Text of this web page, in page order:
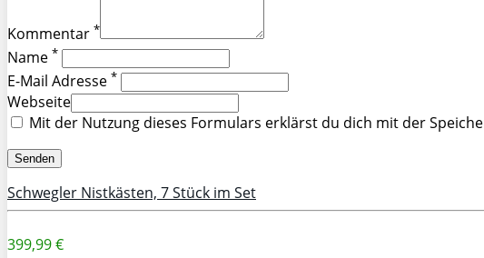
Kommentar *
Name *
E-Mail Adresse *
Webseite
Mit der Nutzung dieses Formulars erklärst du dich mit der
Schwegler Nistkästen, 7 Stück im Set
399,99 €